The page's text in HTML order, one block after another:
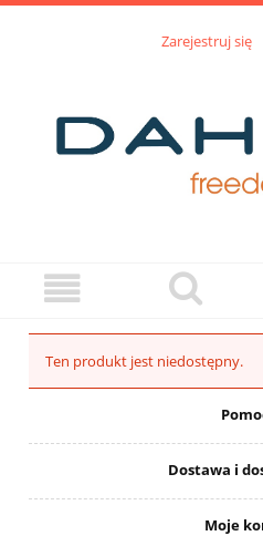
Zarejestruj się
Ten produkt jest niedostępny.
Dostawa i
Moje